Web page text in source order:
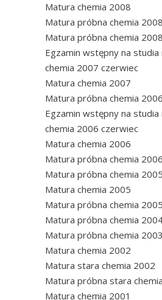
Matura chemia 2008
Matura próbna chemia 2008
Matura próbna chemia 2008
Egzamin wstępny na studia
chemia 2007 czerwiec
Matura chemia 2007
Matura próbna chemia 2006
Egzamin wstępny na studia
chemia 2006 czerwiec
Matura chemia 2006
Matura próbna chemia 2006
Matura próbna chemia 2005
Matura chemia 2005
Matura próbna chemia 2005
Matura próbna chemia
Matura próbna chemia 2003
Matura chemia 2002
Matura stara chemia 2002
Matura próbna stara
Matura chemia 2001